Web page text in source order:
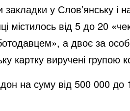
у Слов’янську і
містилось від 5 до 20
а двоє за
картку виручені групою
на суму від 500 000 до